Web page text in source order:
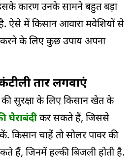
कारण उनके सामने बहुत बड़ा
ऐसे में किसान आवारा मवेशियों से
के लिए कुछ उपाय अपना
तार लगवाएं
सुरक्षा के लिए किसान खेत के
घेराबंदीकर सकते हैं, जिससे
चाहें तो सोलर पावर की
हैं, जिनमें हल्की बिजली होती है.